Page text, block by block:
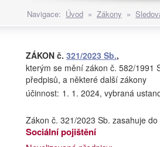
Navigace: Úvod » Zákony »
ZÁKON č. 321/2023 Sb.,
kterým se mění zákon č. 582/1991
předpisů, a některé další zákony
účinnost: 1. 1. 2024, vybraná
Zákon č. 321/2023 Sb. zasahuje
Sociální pojištění